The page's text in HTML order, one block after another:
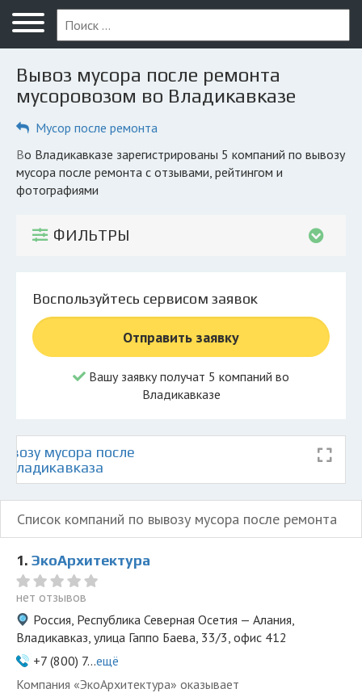
Меню
Главная
Вопрос юристу
Компании
КОМПАНИЯМ
© 2026 Все права защищены
Вывоз мусора после ремонта
мусоровозом во Владикавказе
Мусор после ремонта
во Владикавказе зарегистрированы 5 компаний по вывозу
мусора после ремонта с отзывами, рейтингом и
фотографиями
ФИЛЬТРЫ
Воспользуйтесь сервисом заявок
Отправить заявку
Вашу заявку получат 5 компаний во
Владикавказе
мусора после
Владикавказа
Список компаний по вывозу мусора после ремонта
1. ЭкоАрхитектура
нет отзывов
Россия, Республика Северная Осетия — Алания,
Владикавказ, улица Гаппо Баева, 33/3, офис 412
+7 (800) 7...ещё
Компания «ЭкоАрхитектура» оказывает